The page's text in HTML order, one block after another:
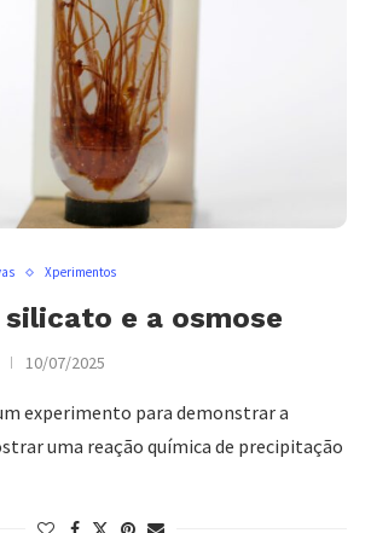
Xperimentos
e a osmose
10/07/2025
experimento para demonstrar a
uma reação química de precipitação